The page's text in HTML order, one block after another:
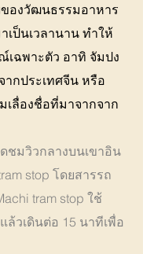
องวัฒนธรรมอาหาร
เป็นเวลานาน ทำให้
เฉพาะตัว อาทิ จัมปง
กประเทศจีน หรือ
เลื่องชื่อที่มาจากจาก
ชมวิวกลางบนเขาอิน
stop โดยสารรถ
tram stop ใช้
ล้วเดินต่อ 15 นาทีเพื่อ